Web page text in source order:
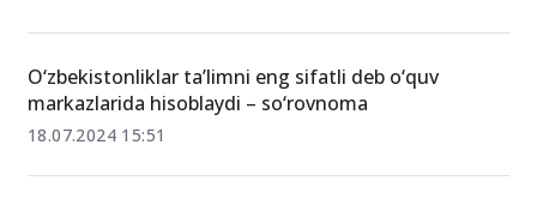
O‘zbekistonliklar ta’limni eng sifatli deb o‘quv
markazlarida hisoblaydi – so‘rovnoma
18.07.2024 15:51